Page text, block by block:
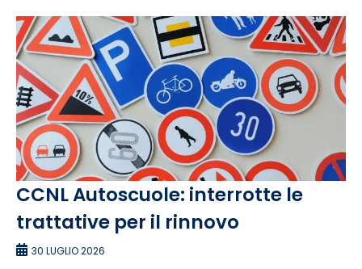
CCNL Autoscuole: interrotte le
trattative per il rinnovo
30 LUGLIO 2026